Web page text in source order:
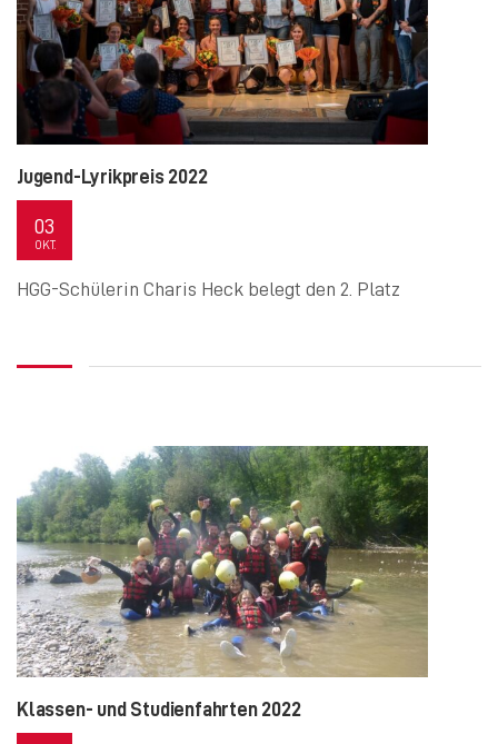
Jugend-Lyrikpreis 2022
03
OKT.
HGG-Schülerin Charis Heck belegt den 2. Platz
Klassen- und Studienfahrten 2022